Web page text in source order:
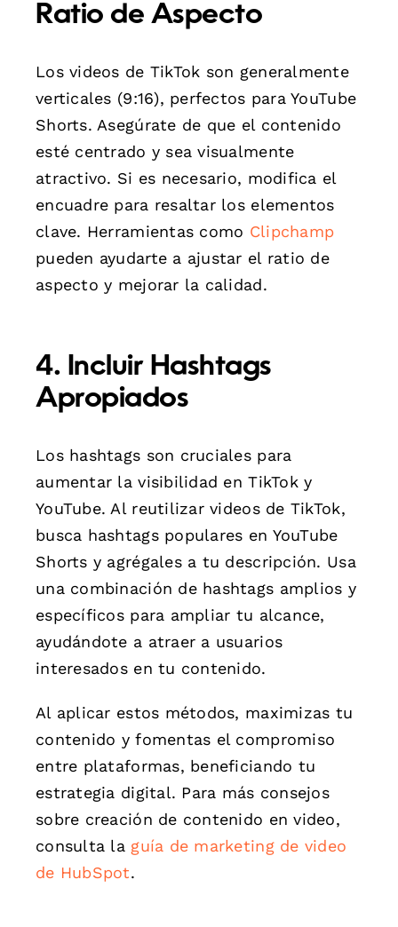
Ratio de Aspecto
Los videos de TikTok son generalmente
verticales (9:16), perfectos para YouTube
Shorts. Asegúrate de que el contenido
esté centrado y sea visualmente
atractivo. Si es necesario, modifica el
encuadre para resaltar los elementos
clave. Herramientas como Clipchamp
pueden ayudarte a ajustar el ratio de
aspecto y mejorar la calidad.
4. Incluir Hashtags
Apropiados
Los hashtags son cruciales para
aumentar la visibilidad en TikTok y
YouTube. Al reutilizar videos de TikTok,
busca hashtags populares en YouTube
Shorts y agrégales a tu descripción. Usa
una combinación de hashtags amplios y
específicos para ampliar tu alcance,
ayudándote a atraer a usuarios
interesados en tu contenido.
Al aplicar estos métodos, maximizas tu
contenido y fomentas el compromiso
entre plataformas, beneficiando tu
estrategia digital. Para más consejos
sobre creación de contenido en video,
consulta la guía de marketing de video
de HubSpot.